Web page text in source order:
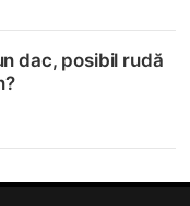
dac, posibil rudă